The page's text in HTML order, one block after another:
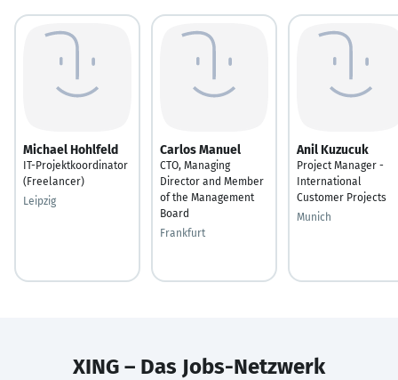
Michael Hohlfeld
IT-Projektkoordinator
(Freelancer)
Leipzig
Carlos Manuel
CTO, Managing
Director and Member
of the Management
Board
Frankfurt
Anil Kuzucuk
Project Manager -
International
Customer Projects
Munich
XING – Das Jobs-Netzwerk